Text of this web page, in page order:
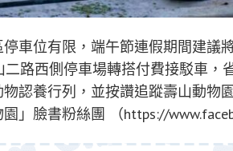
車位有限，端午節連假期間建議
路西側停車場轉搭付費接駁車，
認養行列，並按讚追蹤壽山動物
」臉書粉絲團 （https://